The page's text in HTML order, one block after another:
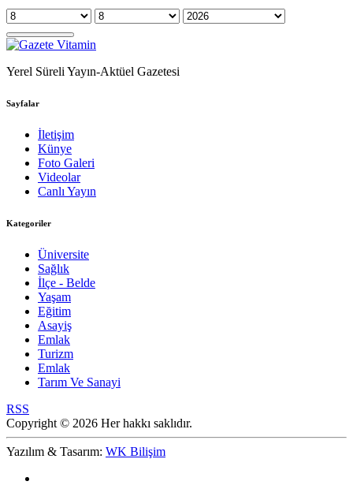
Yerel Süreli Yayın-Aktüel Gazetesi
Sayfalar
İletişim
Künye
Foto Galeri
Videolar
Canlı Yayın
Kategoriler
Üniversite
Sağlık
İlçe - Belde
Yaşam
Eğitim
Asayiş
Emlak
Turizm
Emlak
Tarım Ve Sanayi
RSS
Copyright © 2026 Her hakkı saklıdır.
Yazılım & Tasarım: WK Bilişim